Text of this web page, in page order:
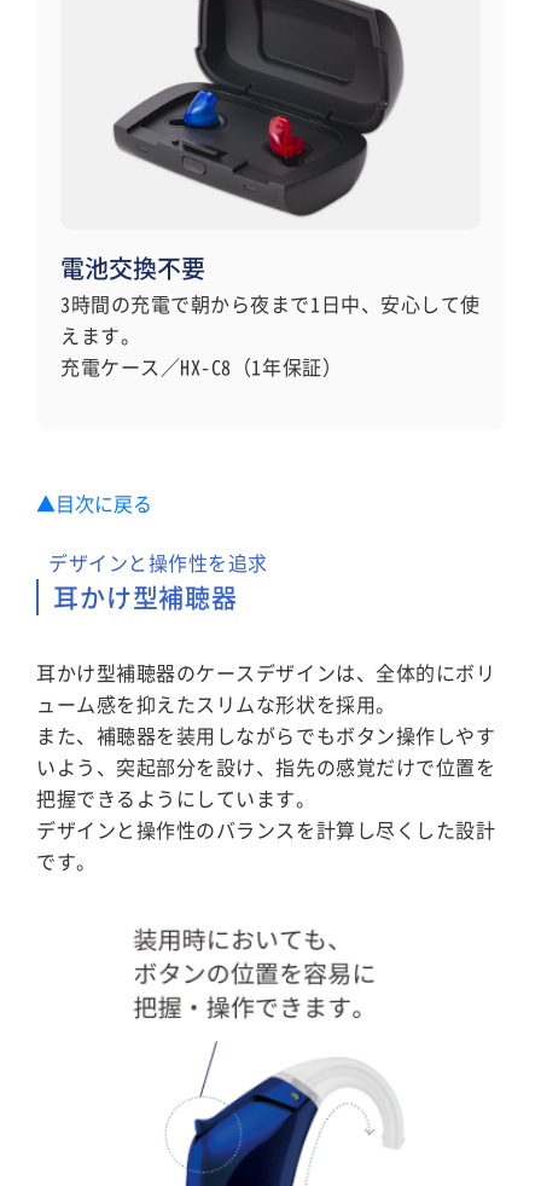
電池交換不要
3時間の充電で朝から夜まで1日中、安心して使
えます。
充電ケース／HX-C8（1年保証）
▲目次に戻る
デザインと操作性を追求
耳かけ型補聴器
耳かけ型補聴器のケースデザインは、全体的にボリ
ューム感を抑えたスリムな形状を採用。
また、補聴器を装用しながらでもボタン操作しやす
いよう、突起部分を設け、指先の感覚だけで位置を
把握できるようにしています。
デザインと操作性のバランスを計算し尽くした設計
です。